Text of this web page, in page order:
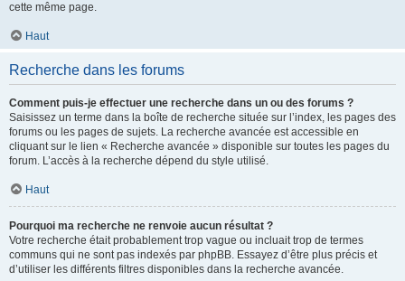
cette même page.
Haut
Recherche dans les forums
Comment puis-je effectuer une recherche dans un ou des forums ?
Saisissez un terme dans la boîte de recherche située sur l’index, les pages des
forums ou les pages de sujets. La recherche avancée est accessible en
cliquant sur le lien « Recherche avancée » disponible sur toutes les pages du
forum. L’accès à la recherche dépend du style utilisé.
Haut
Pourquoi ma recherche ne renvoie aucun résultat ?
Votre recherche était probablement trop vague ou incluait trop de termes
communs qui ne sont pas indexés par phpBB. Essayez d’être plus précis et
d’utiliser les différents filtres disponibles dans la recherche avancée.